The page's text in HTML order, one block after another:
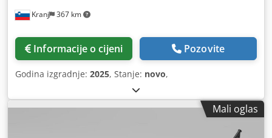
Kranj 367 km
Informacije o cijeni Pozovite
Godina izgradnje: 2025, Stanje: novo,
Mali oglas